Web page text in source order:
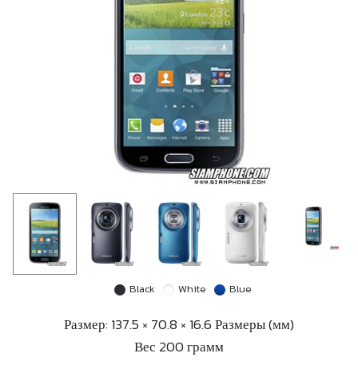
Black White Blue
Размер: 137.5 × 70.8 × 16.6 Размеры (мм)
Вес 200 грамм